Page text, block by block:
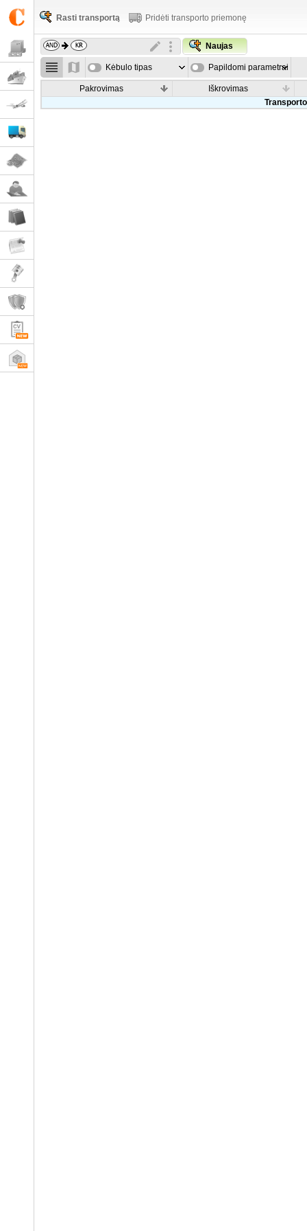
Rasti transportą Pridėti transporto priemonę
Naujas
Kėbulo tipas Papildomi parametrai
Pakrovimas
Iškrovimas